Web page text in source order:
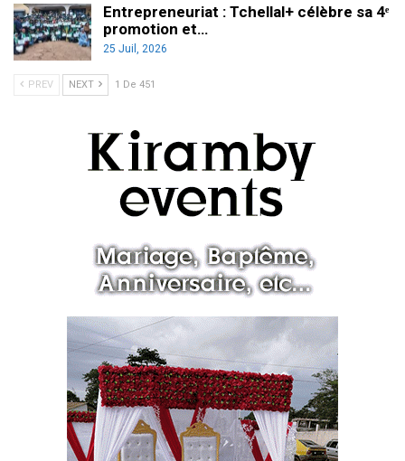
Entrepreneuriat : Tchellal+ célèbre sa 4ᵉ
promotion et…
25 Juil, 2026
PREV NEXT 1 De 451